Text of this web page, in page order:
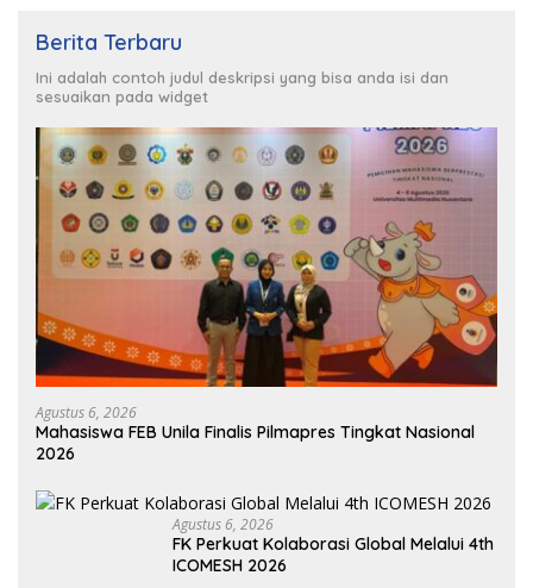
Berita Terbaru
Ini adalah contoh judul deskripsi yang bisa anda isi dan
sesuaikan pada widget
Agustus 6, 2026
Mahasiswa FEB Unila Finalis Pilmapres Tingkat Nasional
2026
Agustus 6, 2026
FK Perkuat Kolaborasi Global Melalui 4th
ICOMESH 2026